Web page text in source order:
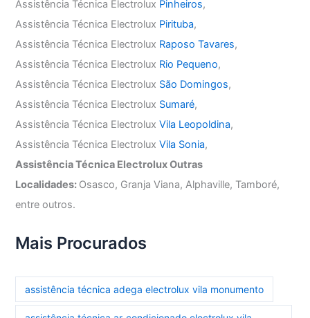
Assistência Técnica Electrolux Pinheiros,
Assistência Técnica Electrolux Pirituba,
Assistência Técnica Electrolux Raposo Tavares,
Assistência Técnica Electrolux Rio Pequeno,
Assistência Técnica Electrolux São Domingos,
Assistência Técnica Electrolux Sumaré,
Assistência Técnica ElectroluxVila Leopoldina,
Assistência Técnica ElectroluxVila Sonia,
Assistência Técnica Electrolux Outras
Localidades: Osasco, Granja Viana, Alphaville, Tamboré,
entre outros.
Mais Procurados
assistência técnica adega electrolux vila monumento